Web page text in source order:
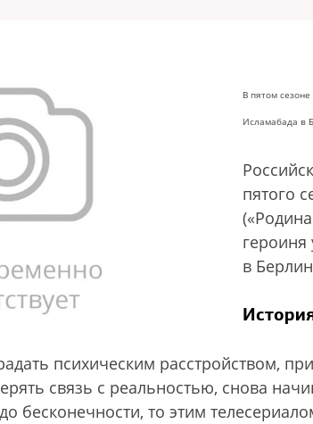
В пятом
Исламабада в
пятого
в
психическим расстройством,
связь с реальностью, снова
бесконечности, то этим